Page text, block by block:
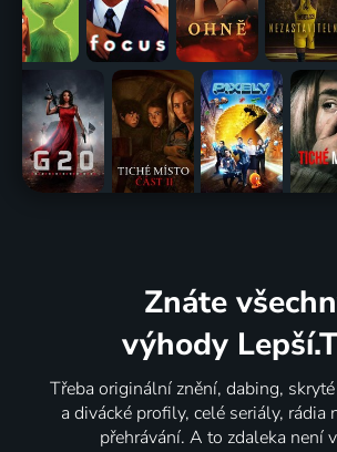
Znáte
výhody
Třeba originální znění, dabing,
a divácké profily, celé seriály, rádia
přehrávání. A to zdaleka není